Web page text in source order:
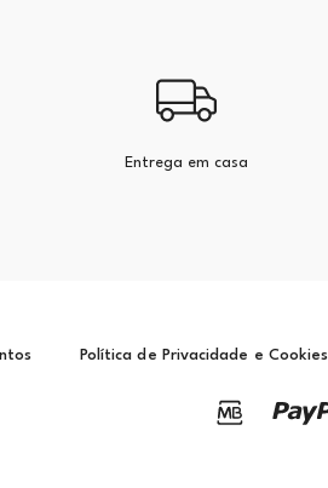
Entrega em casa
Política de Privacidade e Cookies